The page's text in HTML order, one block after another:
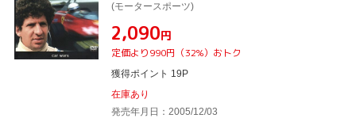
(モータースポーツ)
¥2,090円
定価より990円（32%）おトク
獲得ポイント 19P
在庫あり
発売年月日：2005/12/03